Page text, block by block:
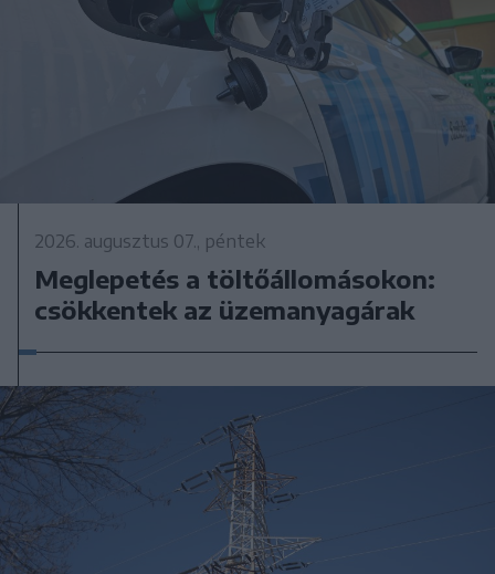
2026. augusztus 07., péntek
Meglepetés a töltőállomásokon:
csökkentek az üzemanyagárak